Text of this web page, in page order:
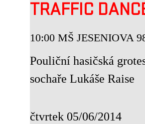
TRAFFIC
10:00 MŠ JESENIOVA
Pouliční hasičská
sochaře Lukáše Raise
čtvrtek 05/06/2014